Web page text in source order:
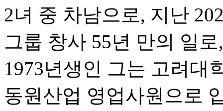
2녀 중 차남으로, 지난
그룹 창사 55년 만의 일
1973년생인 그는 고려대
동원산업 영업사원으로